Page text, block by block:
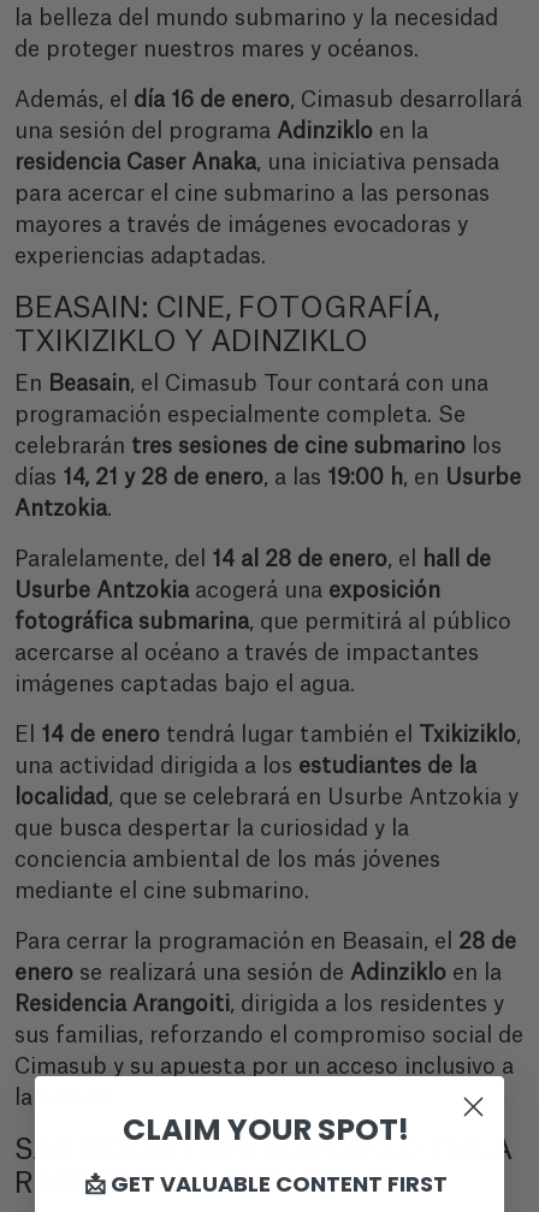
la belleza del mundo submarino y la necesidad
de proteger nuestros mares y océanos.
Además, el día 16 de enero, Cimasub desarrollará
una sesión del programa Adinziklo en la
residencia Caser Anaka, una iniciativa pensada
para acercar el cine submarino a las personas
mayores a través de imágenes evocadoras y
experiencias adaptadas.
BEASAIN: CINE, FOTOGRAFÍA,
TXIKIZIKLO Y ADINZIKLO
En Beasain, el Cimasub Tour contará con una
programación especialmente completa. Se
celebrarán tres sesiones de cine submarino los
días 14, 21 y 28 de enero, a las 19:00 h, en Usurbe
Antzokia.
Paralelamente, del 14 al 28 de enero, el
hall de
Usurbe Antzokia acogerá una exposición
fotográfica submarina, que permitirá al público
acercarse al océano a través de impactantes
imágenes captadas bajo el agua.
El 14 de enero tendrá lugar también el Txikiziklo,
una actividad dirigida a los estudiantes de la
localidad , que se celebrará en Usurbe Antzokia y
que busca despertar la curiosidad y la
conciencia ambiental de los más jóvenes
mediante el cine submarino.
Para cerrar la programación en Beasain, el 28 de
enero se realizará una sesión de Adinziklo en la
Residencia Arangoiti, dirigida a los residentes y
sus familias, reforzando el compromiso social de
Cimasub y su apuesta por un acceso inclusivo a
la cultura.
SAN SEBASTIÁN: ADINZIKLO EN LA
RESIDENCIA LAMOUROUS
CLAIM YOUR SPOT!
📩 GET VALUABLE CONTENT FIRST